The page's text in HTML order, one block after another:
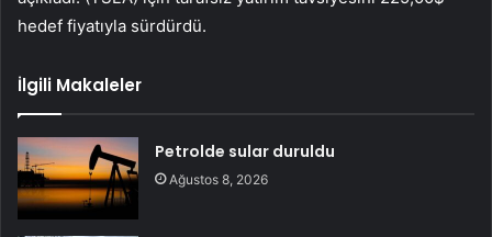
hedef fiyatıyla sürdürdü.
İlgili Makaleler
Petrolde sular duruldu
Ağustos 8, 2026